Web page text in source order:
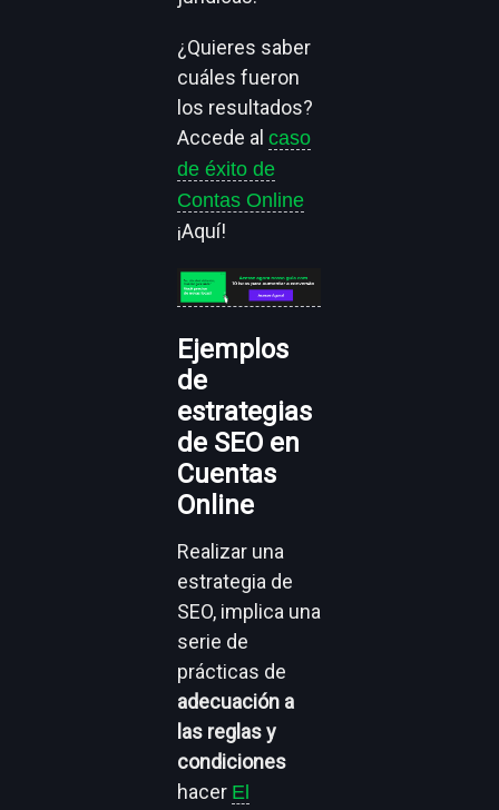
¿Quieres saber
cuáles fueron
los resultados?
Accede alcaso
de éxito de
Contas Online
¡Aquí!
Ejemplos
de
estrategias
de SEO en
Cuentas
Online
Realizar una
estrategia de
SEO, implica una
serie de
prácticas de
adecuación a
las reglas y
condiciones
hacer El